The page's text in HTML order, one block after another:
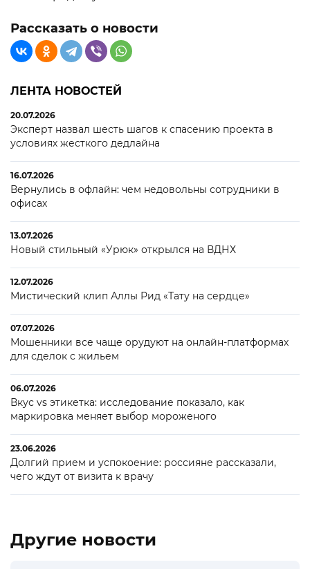
Рассказать о новости
ЛЕНТА НОВОСТЕЙ
20.07.2026
Эксперт назвал шесть шагов к спасению проекта в
условиях жесткого дедлайна
16.07.2026
Вернулись в офлайн: чем недовольны сотрудники в
офисах
13.07.2026
Новый стильный «Урюк» открылся на ВДНХ
12.07.2026
Мистический клип Аллы Рид «Тату на сердце»
07.07.2026
Мошенники все чаще орудуют на онлайн-платформах
для сделок с жильем
06.07.2026
Вкус vs этикетка: исследование показало, как
маркировка меняет выбор мороженого
23.06.2026
Долгий прием и успокоение: россияне рассказали,
чего ждут от визита к врачу
Другие новости